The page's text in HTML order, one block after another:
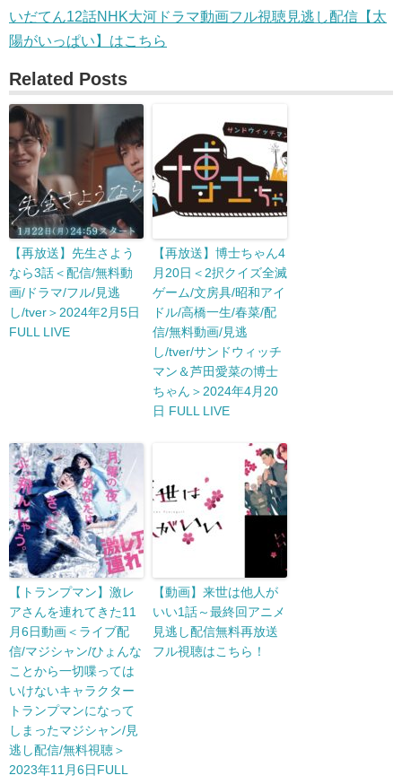
いだてん12話NHK大河ドラマ動画フル視聴見逃し配信【太
陽がいっぱい】はこちら
Related Posts
【再放送】先生さよう
なら3話＜配信/無料動
画/ドラマ/フル/見逃
し/tver＞2024年2月5日
FULL LIVE
【再放送】博士ちゃん4
月20日＜2択クイズ全滅
ゲーム/文房具/昭和アイ
ドル/高橋一生/春菜/配
信/無料動画/見逃
し/tver/サンドウィッチ
マン＆芦田愛菜の博士
ちゃん＞2024年4月20
日 FULL LIVE
【トランプマン】激レ
アさんを連れてきた11
月6日動画＜ライブ配
信/マジシャン/ひょんな
ことから一切喋っては
いけないキャラクター
トランプマンになって
しまったマジシャン/見
逃し配信/無料視聴＞
2023年11月6日FULL
【動画】来世は他人が
いい1話～最終回アニメ
見逃し配信無料再放送
フル視聴はこちら！